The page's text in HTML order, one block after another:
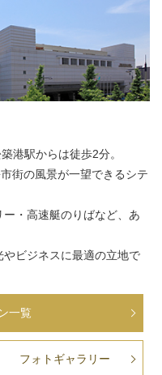
港駅からは徒歩2分。
街の風景が一望できるシテ
・高速艇のりばなど、あ
ビジネスに最適の立地で
一覧
フォトギャラリー